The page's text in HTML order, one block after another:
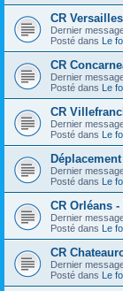
CR
Dernier
Posté dans Le
CR
Dernier
Posté dans Le
CR
Dernier
Posté dans Le
Dernier
Posté dans Le
CR Orléans -
Dernier
Posté dans Le
CR
Dernier
Posté dans Le